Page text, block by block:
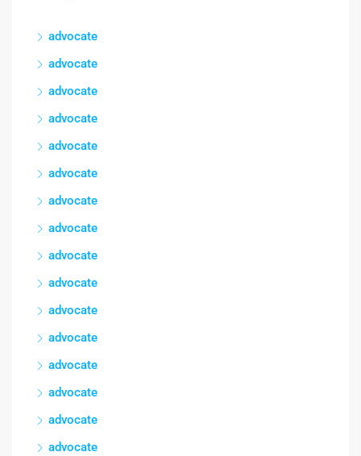
advocate
advocate
advocate
advocate
advocate
advocate
advocate
advocate
advocate
advocate
advocate
advocate
advocate
advocate
advocate
advocate